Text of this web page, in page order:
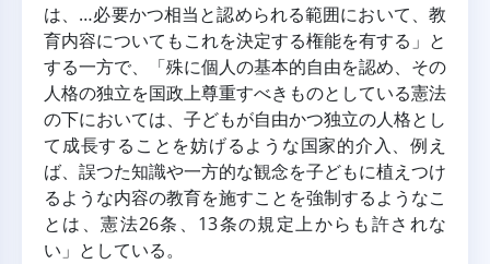
は、…必要かつ相当と認められる範囲において、教
育内容についてもこれを決定する権能を有する」と
する一方で、「殊に個人の基本的自由を認め、その
人格の独立を国政上尊重すべきものとしている憲法
の下においては、子どもが自由かつ独立の人格とし
て成長することを妨げるような国家的介入、例え
ば、誤つた知識や一方的な観念を子どもに植えつけ
るような内容の教育を施すことを強制するようなこ
とは、憲法26条、13条の規定上からも許されな
い」としている。